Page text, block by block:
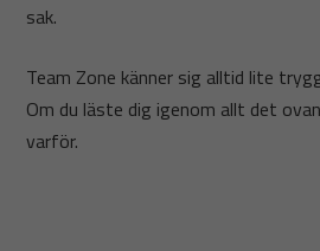
sak.
Team Zone känner sig alltid lite
Om du läste dig igenom allt det
varför.